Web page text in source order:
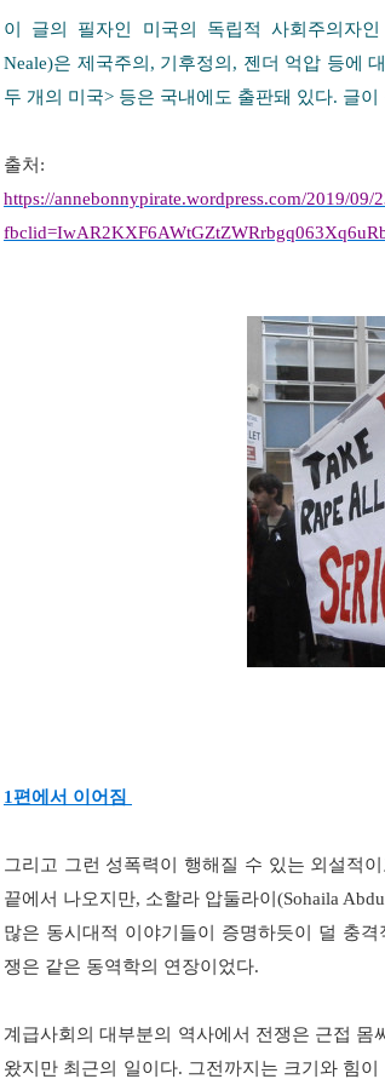
이 글의 필자인 미국의 독립적 사회주의자
Neale)은 제국주의 , 기후정의 , 젠더 억압 등에
두 개의 미국> 등은 국내에도 출판돼 있다. 글이
출처 :
https://annebonnypirate.wordpress.com/2019/09/
1 편에서 이어짐
그리고 그런 성폭력이 행해질 수 있는 외설적
끝에서 나오지만, 소할라 압둘라이(Sohaila
많은 동시대적 이야기들이 증명하듯이 덜 충
쟁은 같은 동역학의 연장이었다.
계급사회의 대부분의 역사에서 전쟁은 근접 몸
왔지만 최근의 일이다. 그전까지는 크기와 힘이